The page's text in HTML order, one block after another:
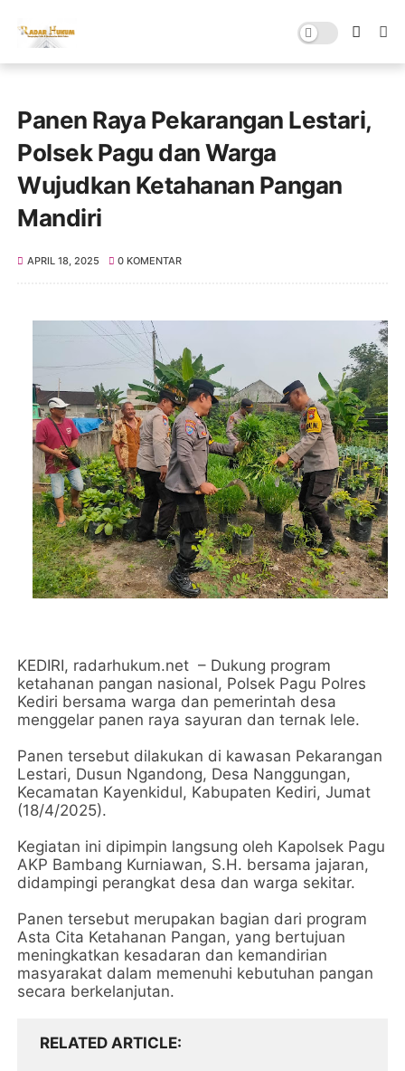
Panen Raya Pekarangan Lestari,
Polsek Pagu dan Warga
Wujudkan Ketahanan Pangan
Mandiri
APRIL 18, 2025 0 KOMENTAR
KEDIRI, radarhukum.net – Dukung program
ketahanan pangan nasional, Polsek Pagu Polres
Kediri bersama warga dan pemerintah desa
menggelar panen raya sayuran dan ternak lele.
Panen tersebut dilakukan di kawasan Pekarangan
Lestari, Dusun Ngandong, Desa Nanggungan,
Kecamatan Kayenkidul, Kabupaten Kediri, Jumat
(18/4/2025).
Kegiatan ini dipimpin langsung oleh Kapolsek Pagu
AKP Bambang Kurniawan, S.H. bersama jajaran,
didampingi perangkat desa dan warga sekitar.
Panen tersebut merupakan bagian dari program
Asta Cita Ketahanan Pangan, yang bertujuan
meningkatkan kesadaran dan kemandirian
masyarakat dalam memenuhi kebutuhan pangan
secara berkelanjutan.
RELATED ARTICLE